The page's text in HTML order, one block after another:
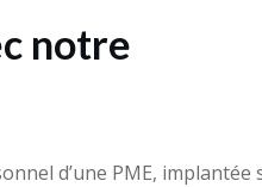
notre
d’une PME, implantée